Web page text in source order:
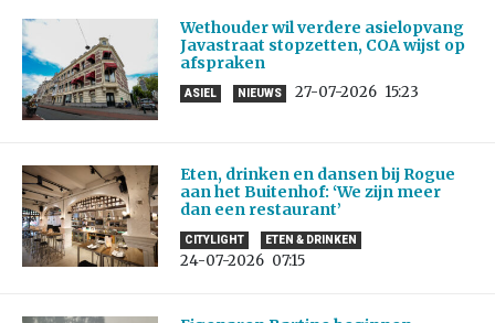
Wethouder wil verdere asielopvang
Javastraat stopzetten, COA wijst op
afspraken
ASIEL NIEUWS 27-07-2026 15:23
Eten, drinken en dansen bij Rogue
aan het Buitenhof: ‘We zijn meer
dan een restaurant’
CITYLIGHT ETEN & DRINKEN
24-07-2026 07:15